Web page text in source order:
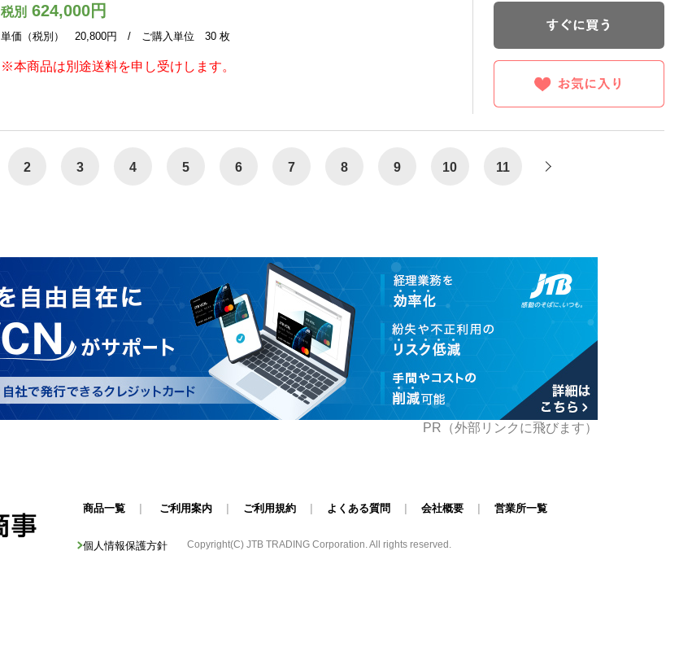
税別624,000円
単価（税別） 20,800円 / ご購入単位 30 枚
※本商品は別途送料を申し受けします。
2 3 4 5 6 7 8 9 10 11
PR（外部リンクに飛びます）
商品一覧 | ご利用案内 | ご利用規約 | よくある質問 | 会社概要 | 営業所一覧
個人情報保護方針 Copyright(C) JTB TRADING Corporation. All rights reserved.